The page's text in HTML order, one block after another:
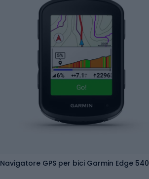
Navigatore GPS per bici Garmin Edge 540